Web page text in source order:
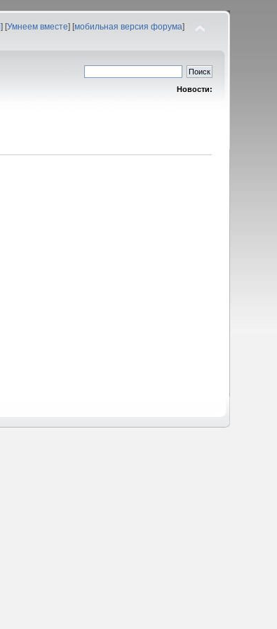
] [Умнеем вместе] [мобильная версия форума]
Новости: